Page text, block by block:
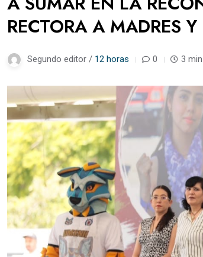
RECTORA A MADRES
Segundo editor / 12 horas 0 3